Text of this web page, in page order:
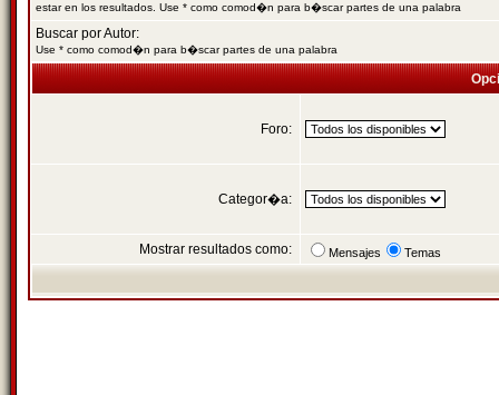
estar en los resultados. Use * como comod�n para b�scar partes de una palabra
Buscar por Autor:
Use * como comod�n para b�scar partes de una palabra
Foro:
Categor�a:
Mostrar resultados como: Mensajes Temas